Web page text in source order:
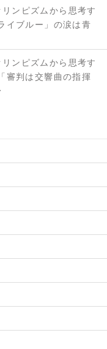
ンピズムから思考す
イブルー」の涙は青
ンピズムから思考す
審判は交響曲の指揮